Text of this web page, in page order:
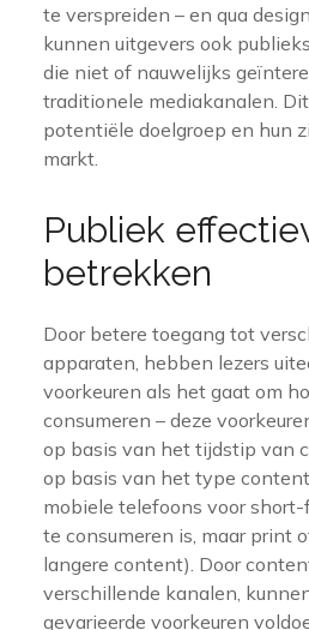
te verspreiden – en qua
kunnen uitgevers ook
die niet of nauwelijks
traditionele mediakanalen.
potentiële doelgroep en hun
markt.
Publiek
betrekken
Door betere toegang tot
apparaten, hebben lezers
voorkeuren als het gaat om
consumeren – deze
op basis van het tijdstip van
op basis van het type
mobiele telefoons voor
te consumeren is, maar print
langere content). Door
verschillende kanalen,
gevarieerde voorkeuren